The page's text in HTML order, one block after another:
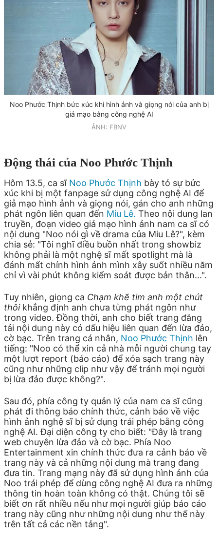
Noo Phước Thịnh bức xúc khi hình ảnh và giọng nói của anh bị
giả mạo bằng công nghệ AI
ẢNH: FBNV
Động thái của Noo Phước Thịnh
Hôm 13.5, ca sĩ Noo Phước Thịnh bày tỏ sự bức
xúc khi bị một fanpage sử dụng công nghệ AI để
giả mạo hình ảnh và giọng nói, gán cho anh những
phát ngôn liên quan đến Miu Lê. Theo nội dung lan
truyền, đoạn video giả mạo hình ảnh nam ca sĩ có
nội dung "Noo nói gì về drama của Miu Lê?", kèm
chia sẻ: "Tôi nghĩ điều buồn nhất trong showbiz
không phải là một nghệ sĩ mất spotlight mà là
đánh mất chính hình ảnh mình xây suốt nhiều năm
chỉ vì vài phút không kiểm soát được bản thân...".
Tuy nhiên, giọng ca Chạm khẽ tim anh một chút
thôi khẳng định anh chưa từng phát ngôn như
trong video. Đồng thời, anh cho biết trang đăng
tải nội dung này có dấu hiệu liên quan đến lừa đảo,
cờ bạc. Trên trang cá nhân, Noo Phước Thịnh lên
tiếng: "Noo có thể xin cả nhà mỗi người chung tay
một lượt report (báo cáo) để xóa sạch trang này
cũng như những clip như vậy để tránh mọi người
bị lừa đảo được không?".
Sau đó, phía công ty quản lý của nam ca sĩ cũng
phát đi thông báo chính thức, cảnh báo về việc
hình ảnh nghệ sĩ bị sử dụng trái phép bằng công
nghệ AI. Đại diện công ty cho biết: "Đây là trang
web chuyên lừa đảo và cờ bạc. Phía Noo
Entertainment xin chính thức đưa ra cảnh báo về
trang này và cả những nội dung mà trang đang
đưa tin. Trang mạng này đã sử dụng hình ảnh của
Noo trái phép để dùng công nghệ AI đưa ra những
thông tin hoàn toàn không có thật. Chúng tôi sẽ
biết ơn rất nhiều nếu như mọi người giúp báo cáo
trang này cũng như những nội dung như thế này
trên tất cả các nền tảng".